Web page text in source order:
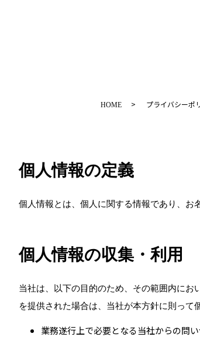
HOME プライバシーポ
個人情報の定義
個人情報とは、個人に関する情報であり、お
個人情報の収集・利用
当社は、以下の目的のため、その範囲内に
を提供された場合は、当社が本方針に則って
業務遂行上で必要となる当社からの問